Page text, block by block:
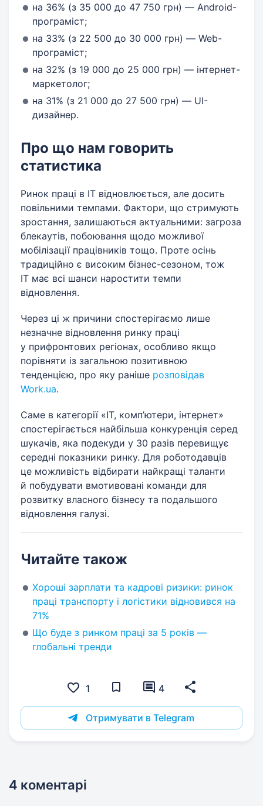
на 36% (з 35 000 до 47 750 грн) — Android-
програміст;
на 33% (з 22 500 до 30 000 грн) — Web-
програміст;
на 32% (з 19 000 до 25 000 грн) — інтернет-
маркетолог;
на 31% (з 21 000 до 27 500 грн) — UI-
дизайнер.
Про що нам говорить
статистика
Ринок праці в IT відновлюється, але досить
повільними темпами. Фактори, що стримують
зростання, залишаються актуальними: загроза
блекаутів, побоювання щодо можливої
мобілізації працівників тощо. Проте осінь
традиційно є високим бізнес-сезоном, тож
IT має всі шанси наростити темпи
відновлення.
Через ці ж причини спостерігаємо лише
незначне відновлення ринку праці
у прифронтових регіонах, особливо якщо
порівняти із загальною позитивною
тенденцією, про яку раніше розповідав
Work.ua.
Саме в категорії «ІТ, комп’ютери, інтернет»
спостерігається найбільша конкуренція серед
шукачів, яка подекуди у 30 разів перевищує
середні показники ринку. Для роботодавців
це можливість відбирати найкращі таланти
й побудувати вмотивовані команди для
розвитку власного бізнесу та подальшого
відновлення галузі.
Читайте також
Хороші зарплати та кадрові ризики: ринок
праці транспорту і логістики відновився на
71%
Що буде з ринком праці за 5 років —
глобальні тренди
1 4
Отримувати в Telegram
4 коментарі